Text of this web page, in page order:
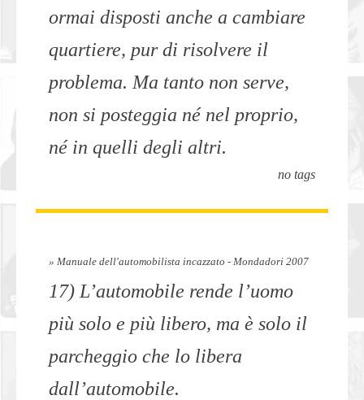
ormai disposti anche a cambiare
quartiere, pur di risolvere il
problema. Ma tanto non serve,
non si posteggia né nel proprio,
né in quelli degli altri.
no tags
» Manuale dell'automobilista incazzato - Mondadori 2007
17) L’automobile rende l’uomo
più solo e più libero, ma è solo il
parcheggio che lo libera
dall’automobile.